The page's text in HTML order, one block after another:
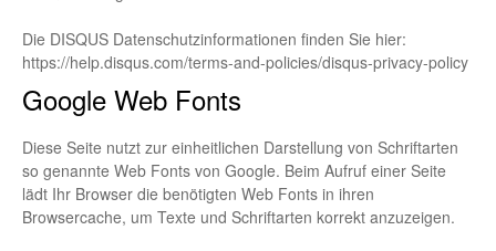
Die DISQUS Datenschutzinformationen finden Sie hier:
https://help.disqus.com/terms-and-policies/disqus-privacy-policy
Google Web Fonts
Diese Seite nutzt zur einheitlichen Darstellung von Schriftarten
so genannte Web Fonts von Google. Beim Aufruf einer Seite
lädt Ihr Browser die benötigten Web Fonts in ihren
Browsercache, um Texte und Schriftarten korrekt anzuzeigen.